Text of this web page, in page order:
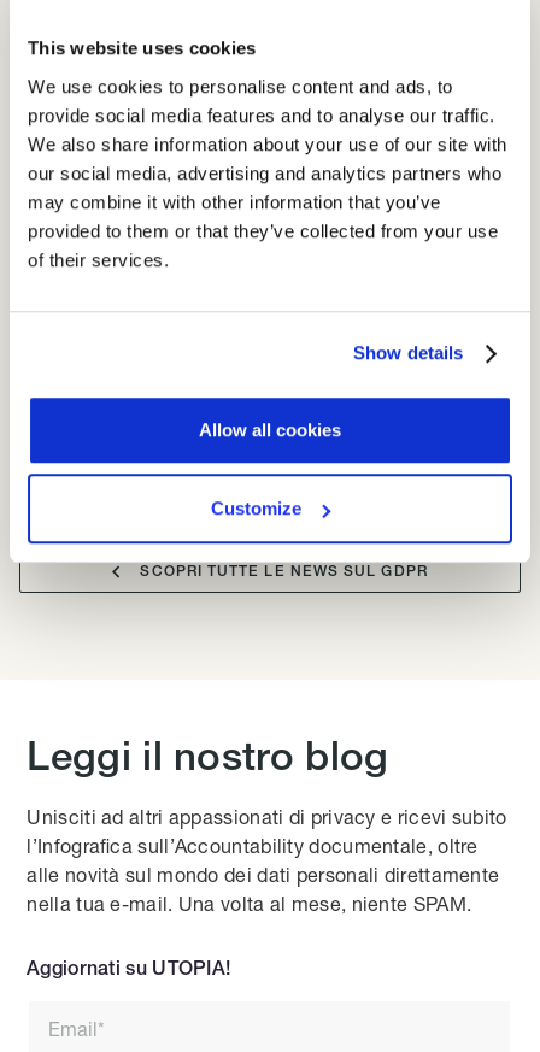
This website uses cookies
We use cookies to personalise content and ads, to
provide social media features and to analyse our traffic.
We also share information about your use of our site with
our social media, advertising and analytics partners who
may combine it with other information that you’ve
provided to them or that they’ve collected from your use
of their services.
Show details
Allow all cookies
Customize
gestione del consenso digitale”.
Una lezione interamente volta a semplificare il rispetto
dell’obbligo informativo attraverso la personalizzazione
e l’invio di una privacy policy;
Il quinto ed ultimo appuntamento è intitolato
semplificando, attraverso la comprensione, il rispetto
 SCOPRI TUTTE LE NEWS SUL GDPR
Leggi il nostro blog
Unisciti ad altri appassionati di privacy e ricevi subito
l’Infografica sull’Accountability documentale, oltre
alle novità sul mondo dei dati personali direttamente
nella tua e-mail. Una volta al mese, niente SPAM.
Aggiornati su UTOPIA!